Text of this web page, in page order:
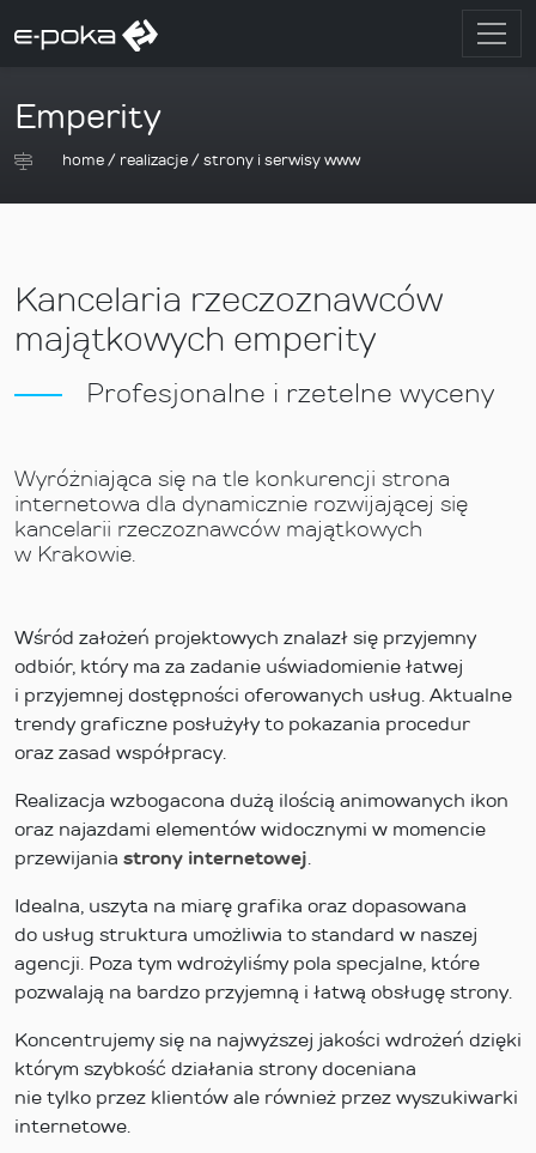
Emperity
home/ realizacje/strony i serwisy www
Kancelaria rzeczoznawców
majątkowych emperity
Profesjonalne i rzetelne wyceny
Wyróżniająca się na tle konkurencji strona
internetowa dla dynamicznie rozwijającej się
kancelarii rzeczoznawców majątkowych
w Krakowie.
Wśród założeń projektowych znalazł się przyjemny
odbiór, który ma za zadanie uświadomienie łatwej
i przyjemnej dostępności oferowanych usług. Aktualne
trendy graficzne posłużyły to pokazania procedur
oraz zasad współpracy.
Realizacja wzbogacona dużą ilością animowanych ikon
oraz najazdami elementów widocznymi w momencie
przewijania strony internetowej.
Idealna, uszyta na miarę grafika oraz dopasowana
do usług struktura umożliwia to standard w naszej
agencji. Poza tym wdrożyliśmy pola specjalne, które
pozwalają na bardzo przyjemną i łatwą obsługę strony.
Koncentrujemy się na najwyższej jakości wdrożeń dzięki
którym szybkość działania strony doceniana
nie tylko przez klientów ale również przez wyszukiwarki
internetowe.